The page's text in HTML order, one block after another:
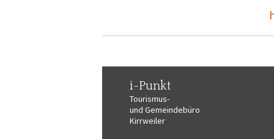
i-Punkt
Tourismus-
und Gemeindebüro
Kirrweiler